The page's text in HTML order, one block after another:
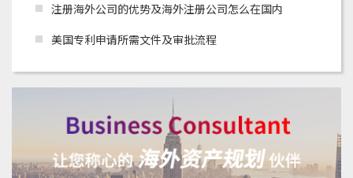
注册海外公司的优势及海外注册公司怎么在国内
美国专利申请所需文件及审批流程